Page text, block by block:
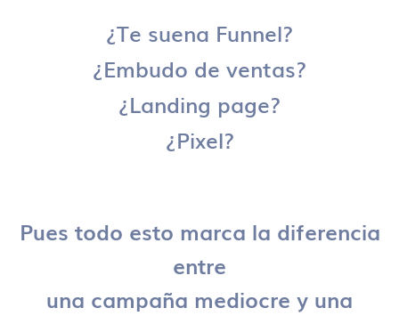
¿Te suena Funnel?
¿Embudo de ventas?
¿Landing page?
¿Pixel?
Pues todo esto marca la diferencia
entre
una campaña mediocre y una